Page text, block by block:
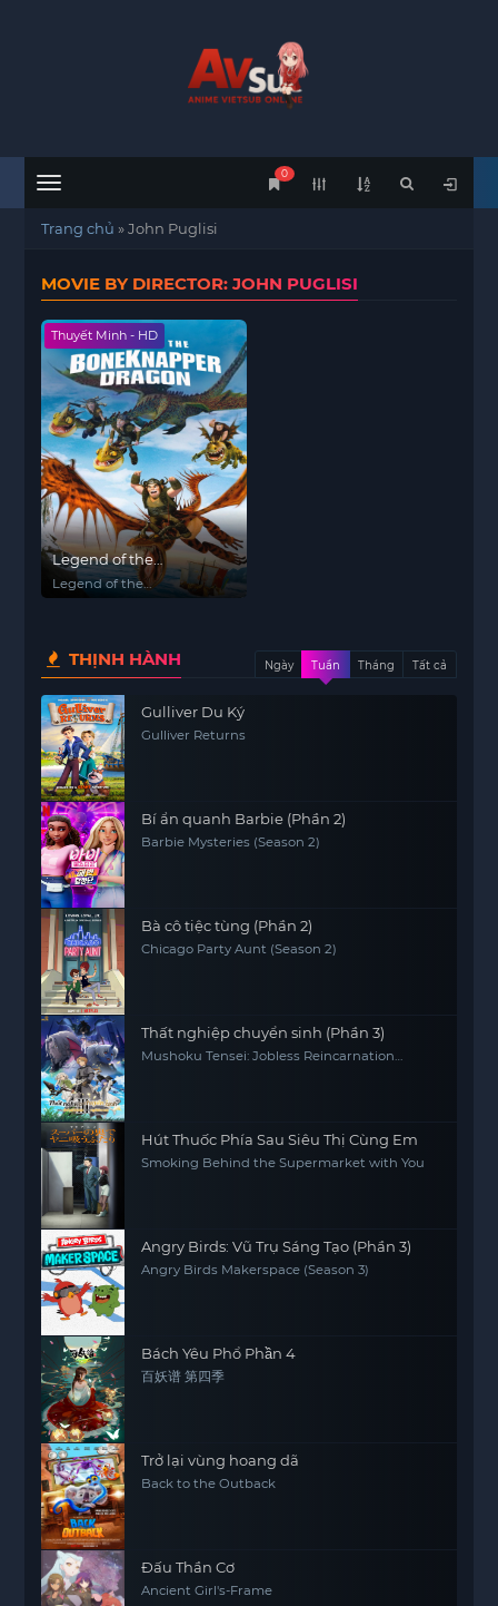
Menu
0
Trang chủ »John Puglisi
MOVIE BY DIRECTOR: JOHN PUGLISI
Thuyết Minh - HD
Legend of the
BoneKnapper Dragon
Legend of the
THỊNH HÀNH Ngày Tuần Tháng Tất cả
Gulliver Du Ký
Gulliver Returns
Bí ẩn quanh Barbie (Phần 2)
Barbie Mysteries (Season 2)
Bà cô tiệc tùng (Phần 2)
Chicago Party Aunt (Season 2)
Thất nghiệp chuyển sinh (Phần 3)
Mushoku Tensei: Jobless Reincarnation
Hút Thuốc Phía Sau Siêu Thị Cùng Em
Smoking Behind the Supermarket with You
Angry Birds: Vũ Trụ Sáng Tạo (Phần 3)
Angry Birds Makerspace (Season 3)
Bách Yêu Phổ Phần 4
百妖谱 第四季
Trở lại vùng hoang dã
Back to the Outback
Đấu Thần Cơ
Ancient Girl's-Frame